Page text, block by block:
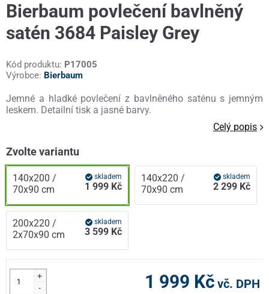
Bierbaum povlečení bavlněný
satén 3684 Paisley Grey
Kód produktu: P17005
Výrobce: Bierbaum
Jemné a hladké povlečení z bavlněného saténu s jemným
leskem. Detailní tisk a jasné barvy.
Celý popis
Zvolte variantu
140x200 /
70x90 cm
skladem
1 999 Kč
140x220 /
70x90 cm
skladem
2 299 Kč
200x220 /
2x70x90 cm
skladem
3 599 Kč
+
-
1 999 Kč vč. DPH